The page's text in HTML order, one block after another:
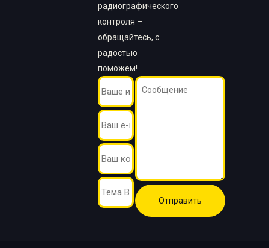
радиографического
контроля –
обращайтесь, с
радостью
поможем!